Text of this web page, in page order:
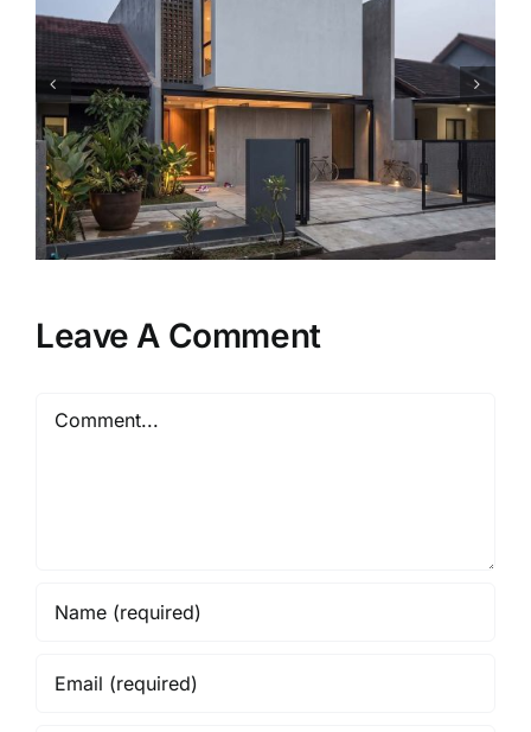
Mengapa Rumah Model
Minimalis Tetap Menjadi Pilihan
Favorit Keluarga?
Leave A Comment
Comment